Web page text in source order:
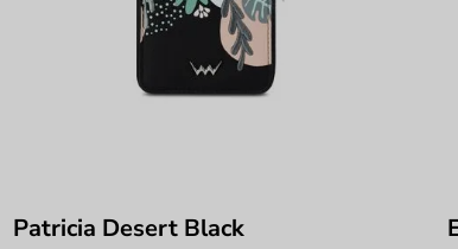
Patricia Desert Black